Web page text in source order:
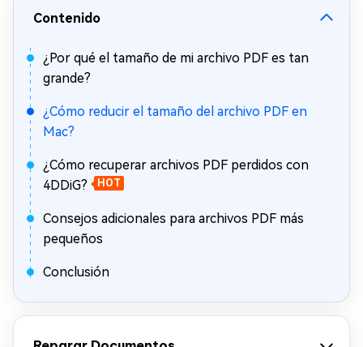
Contenido
¿Por qué el tamaño de mi archivo PDF es tan
grande?
¿Cómo reducir el tamaño del archivo PDF en
Mac?
¿Cómo recuperar archivos PDF perdidos con
4DDiG?
HOT
Consejos adicionales para archivos PDF más
pequeños
Conclusión